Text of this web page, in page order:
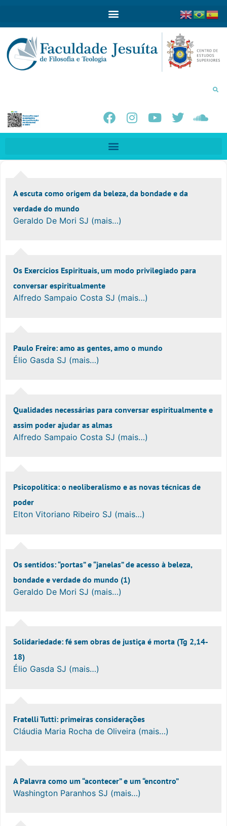
A escuta como origem da beleza, da bondade e da
verdade do mundo
Geraldo De Mori SJ (mais…)
Os Exercícios Espirituais, um modo privilegiado para
conversar espiritualmente
Alfredo Sampaio Costa SJ (mais…)
Paulo Freire: amo as gentes, amo o mundo
Élio Gasda SJ (mais…)
Qualidades necessárias para conversar espiritualmente e
assim poder ajudar as almas
Alfredo Sampaio Costa SJ (mais…)
Psicopolítica: o neoliberalismo e as novas técnicas de
poder
Elton Vitoriano Ribeiro SJ (mais…)
Os sentidos: “portas” e “janelas” de acesso à beleza,
bondade e verdade do mundo (1)
Geraldo De Mori SJ (mais…)
Solidariedade: fé sem obras de justiça é morta (Tg 2,14-
18)
Élio Gasda SJ (mais…)
Fratelli Tutti: primeiras considerações
Cláudia Maria Rocha de Oliveira (mais…)
A Palavra como um “acontecer” e um “encontro”
Washington Paranhos SJ (mais…)